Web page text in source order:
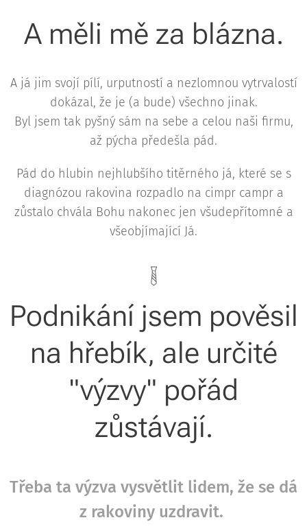
A měli mě za blázna.
A já jim svojí pílí, urputností a nezlomnou vytrvalostí
dokázal, že je (a bude) všechno jinak.
Byl jsem tak pyšný sám na sebe a celou naši firmu,
až pýcha předešla pád.
Pád do hlubin nejhlubšího titěrného já, které se s
diagnózou rakovina rozpadlo na cimpr campr a
zůstalo chvála Bohu nakonec jen všudepřítomné a
všeobjímající Já.
Podnikání jsem pověsil
na hřebík, ale určité
"výzvy" pořád
zůstávají.
Třeba ta výzva vysvětlit lidem, že se dá
z rakoviny uzdravit.